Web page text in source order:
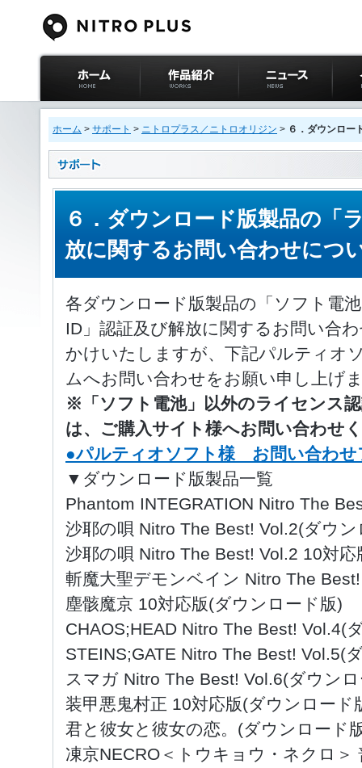
ニトロプラス公式
サイト ホーム
作品紹介 ニュース イベ
ホーム > サポート > ニトロプラス／ニトロオリジン > ６．ダウンロー
６．ダウンロード版製品の「
放に関するお問い合わせにつ
各ダウンロード版製品の「ソフト電
ID」認証及び解放に関するお問い合
かけいたしますが、下記パルティオ
ムへお問い合わせをお願い申し上げ
※「ソフト電池」以外のライセンス
は、ご購入サイト様へお問い合わせ
●パルティオソフト様 お問い合わせ
▼ダウンロード版製品一覧
Phantom INTEGRATION Nitro The
沙耶の唄 Nitro The Best! Vol.2(ダウン
沙耶の唄 Nitro The Best! Vol.2 10対
斬魔大聖デモンベイン Nitro The
塵骸魔京 10対応版(ダウンロード版)
CHAOS;HEAD Nitro The Best! Vol.4(
STEINS;GATE Nitro The Best! Vol.5(
スマガ Nitro The Best! Vol.6(ダウン
装甲悪鬼村正 10対応版(ダウンロード
君と彼女と彼女の恋。(ダウンロード
凍京NECRO＜トウキョウ・ネクロ＞